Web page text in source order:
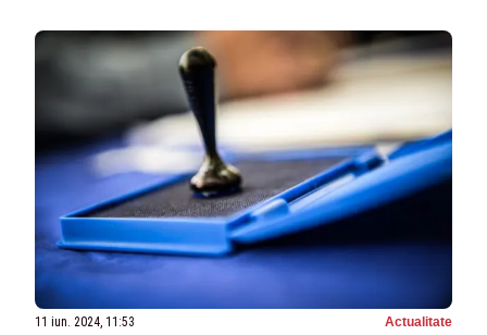
11 iun. 2024, 11:53 Actualitate